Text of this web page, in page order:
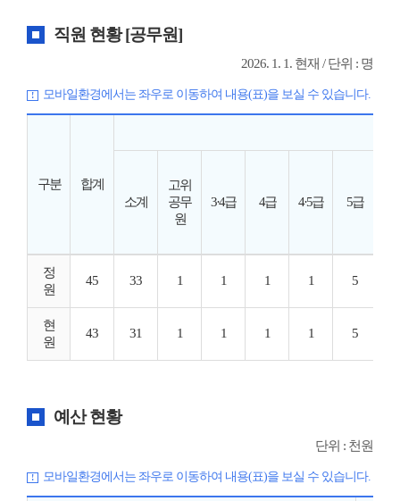
직원 현황 [공무원]
2026. 1. 1. 현재 / 단위 : 명
모바일환경에서는 좌우로 이동하여 내용(표)을 보실 수 있습니다.
구분 합계
소계
고위
공무
원
3·4급 4급 4·5급 5급
정
원
45 33 1 1 1 1 5
현
원
43 31 1 1 1 1 5
예산 현황
단위 : 천원
모바일환경에서는 좌우로 이동하여 내용(표)을 보실 수 있습니다.